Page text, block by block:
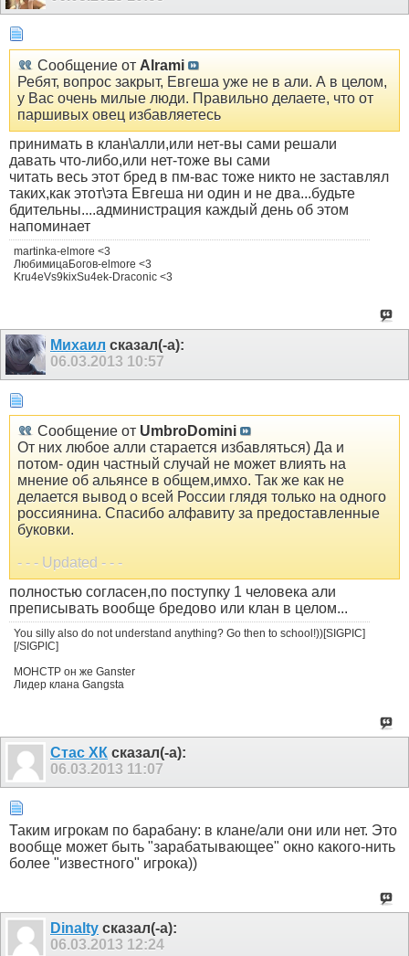
Сообщение от Alrami
Ребят, вопрос закрыт, Евгеша уже не в али. А в целом,
у Вас очень милые люди. Правильно делаете, что от
паршивых овец избавляетесь
принимать в клан\алли,или нет-вы сами решали
давать что-либо,или нет-тоже вы сами
читать весь этот бред в пм-вас тоже никто не заставлял
таких,как этот\эта Евгеша ни один и не два...будьте
бдительны....администрация каждый день об этом
напоминает
martinka-elmore <3
ЛюбимицаБогов-elmore <3
Kru4eVs9kixSu4ek-Draconic <3
Михаил сказал(-а):
06.03.2013 10:57
Сообщение от UmbroDomini
От них любое алли старается избавляться) Да и
потом- один частный случай не может влиять на
мнение об альянсе в общем,имхо. Так же как не
делается вывод о всей России глядя только на одного
россиянина. Спасибо алфавиту за предоставленные
буковки.
- - - Updated - - -
полностью согласен,по поступку 1 человека али
преписывать вообще бредово или клан в целом...
You silly also do not understand anything? Go then to school!))[SIGPIC]
[/SIGPIC]
МОНСТР он же Ganster
Лидер клана Gangsta
Стас ХК сказал(-а):
06.03.2013 11:07
Таким игрокам по барабану: в клане/али они или нет. Это
вообще может быть "зарабатывающее" окно какого-нить
более "известного" игрока))
Dinalty сказал(-а):
06.03.2013 12:24